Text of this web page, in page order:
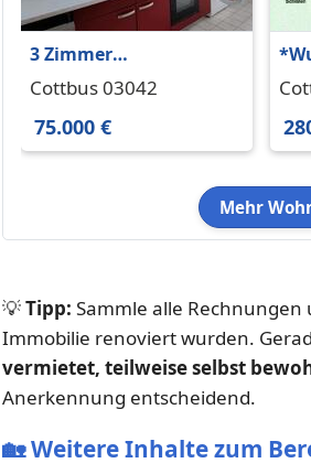
3 Zimmer
Altbauwohnung in
Cottbus 03042
75.000 €
Mehr
💡Tipp: Sammle alle
Immobilie renoviert wurden.
vermietet, teilweise selbst
Anerkennung entscheidend.
🏡Weitere Inhalte zum